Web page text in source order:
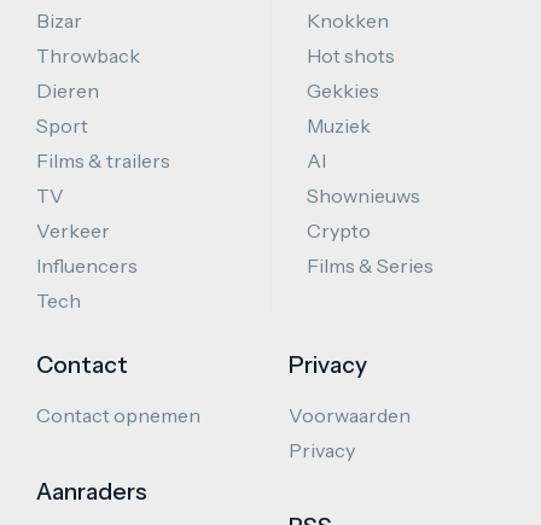
Bizar
Throwback
Dieren
Sport
Films & trailers
TV
Verkeer
Influencers
Tech
Knokken
Hot shots
Gekkies
Muziek
AI
Shownieuws
Crypto
Films & Series
Contact
Contact opnemen
Aanraders
Privacy
Voorwaarden
Privacy